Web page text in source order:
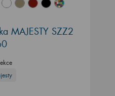
MAJESTY SZZ2